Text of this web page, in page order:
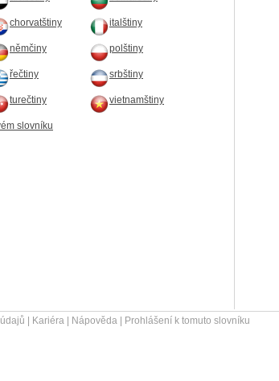
chorvatštiny italštiny
němčiny polštiny
řečtiny srbštiny
turečtiny vietnamštiny
slovníku
Kariéra Nápověda
Prohlášení k tomuto slovníku